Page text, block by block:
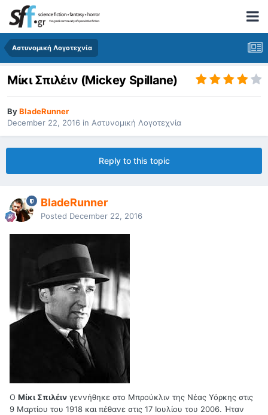
Αστυνομική Λογοτεχνία
Μίκι Σπιλέιν (Mickey Spillane)
ByBladeRunner
December 22, 2016 in Αστυνομική Λογοτεχνία
Reply to this topic
BladeRunner
Posted December 22, 2016
Ο Μίκι Σπιλέιν γεννήθηκε στο Μπρούκλιν της Νέας Υόρκης στις
9 Μαρτίου του 1918 και πέθανε στις 17 Ιουλίου του 2006. Ήταν